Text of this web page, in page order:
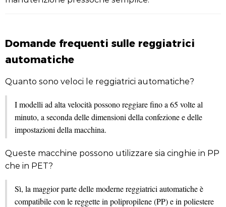
Domande frequenti sulle reggiatrici
automatiche
Quanto sono veloci le reggiatrici automatiche?
I modelli ad alta velocità possono reggiare fino a 65 volte al
minuto, a seconda delle dimensioni della confezione e delle
impostazioni della macchina.
Queste macchine possono utilizzare sia cinghie in PP
che in PET?
Sì, la maggior parte delle moderne reggiatrici automatiche è
compatibile con le reggette in polipropilene (PP) e in poliestere